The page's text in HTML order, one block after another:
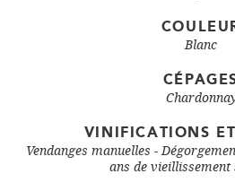
Blanc
VINIFICATIONS
Vendanges manuelles -
ans de